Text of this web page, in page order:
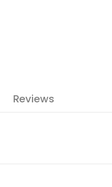
Reviews